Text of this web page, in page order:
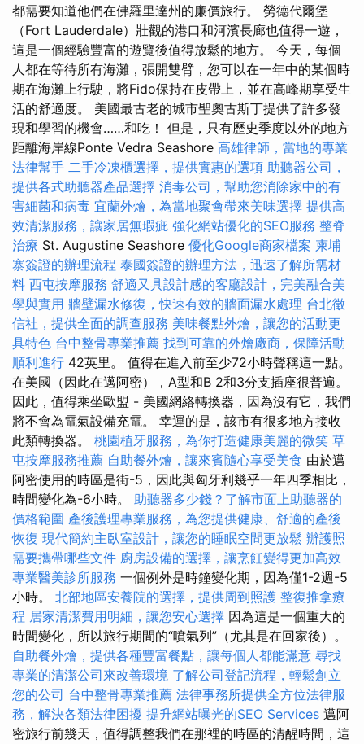
都需要知道他們在佛羅里達州的廉價旅行。 勞德代爾堡
（Fort Lauderdale）壯觀的港口和河濱長廊也值得一遊，
這是一個經驗豐富的遊覽後值得放鬆的地方。 今天，每個
人都在等待所有海灘，張開雙臂，您可以在一年中的某個時
期在海灘上行駛，將Fido保持在皮帶上，並在高峰期享受生
活的舒適度。 美國最古老的城市聖奧古斯丁提供了許多發
現和學習的機會……和吃！ 但是，只有歷史季度以外的地方
距離海岸線Ponte Vedra Seashore 高雄律師，當地的專業
法律幫手 二手冷凍櫃選擇，提供實惠的選項 助聽器公司，
提供各式助聽器產品選擇 消毒公司，幫助您消除家中的有
害細菌和病毒 宜蘭外燴，為當地聚會帶來美味選擇 提供高
效清潔服務，讓家居無瑕疵 強化網站優化的SEO服務 整脊
治療 St. Augustine Seashore 優化Google商家檔案 柬埔
寨簽證的辦理流程 泰國簽證的辦理方法，迅速了解所需材
料 西屯按摩服務 舒適又具設計感的客廳設計，完美融合美
學與實用 牆壁漏水修復，快速有效的牆面漏水處理 台北徵
信社，提供全面的調查服務 美味餐點外燴，讓您的活動更
具特色 台中整骨專業推薦 找到可靠的外燴廠商，保障活動
順利進行 42英里。 值得在進入前至少72小時聲稱這一點。
在美國（因此在邁阿密），A型和B 2和3分支插座很普遍。
因此，值得乘坐歐盟 - 美國網絡轉換器，因為沒有它，我們
將不會為電氣設備充電。 幸運的是，該市有很多地方接收
此類轉換器。 桃園植牙服務，為你打造健康美麗的微笑 草
屯按摩服務推薦 自助餐外燴，讓來賓隨心享受美食 由於邁
阿密使用的時區是街-5，因此與匈牙利幾乎一年四季相比，
時間變化為-6小時。 助聽器多少錢？了解市面上助聽器的
價格範圍 產後護理專業服務，為您提供健康、舒適的產後
恢復 現代簡約主臥室設計，讓您的睡眠空間更放鬆 辦護照
需要攜帶哪些文件 廚房設備的選擇，讓烹飪變得更加高效
專業醫美診所服務 一個例外是時鐘變化期，因為僅1-2週-5
小時。 北部地區安養院的選擇，提供周到照護 整復推拿療
程 居家清潔費用明細，讓您安心選擇 因為這是一個重大的
時間變化，所以旅行期間的“噴氣列”（尤其是在回家後）。
自助餐外燴，提供各種豐富餐點，讓每個人都能滿意 尋找
專業的清潔公司來改善環境 了解公司登記流程，輕鬆創立
您的公司 台中整骨專業推薦 法律事務所提供全方位法律服
務，解決各類法律困擾 提升網站曝光的SEO Services 邁阿
密旅行前幾天，值得調整我們在那裡的時區的清醒時間，這